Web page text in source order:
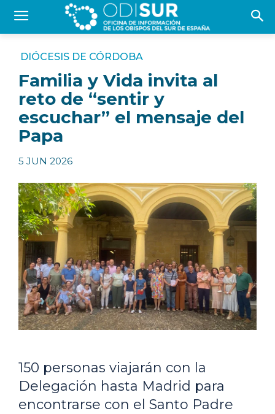
DIÓCESIS DE CÓRDOBA
Familia y Vida invita al
reto de “sentir y
escuchar” el mensaje del
Papa
5 JUN 2026
150 personas viajarán con la
Delegación hasta Madrid para
encontrarse con el Santo Padre